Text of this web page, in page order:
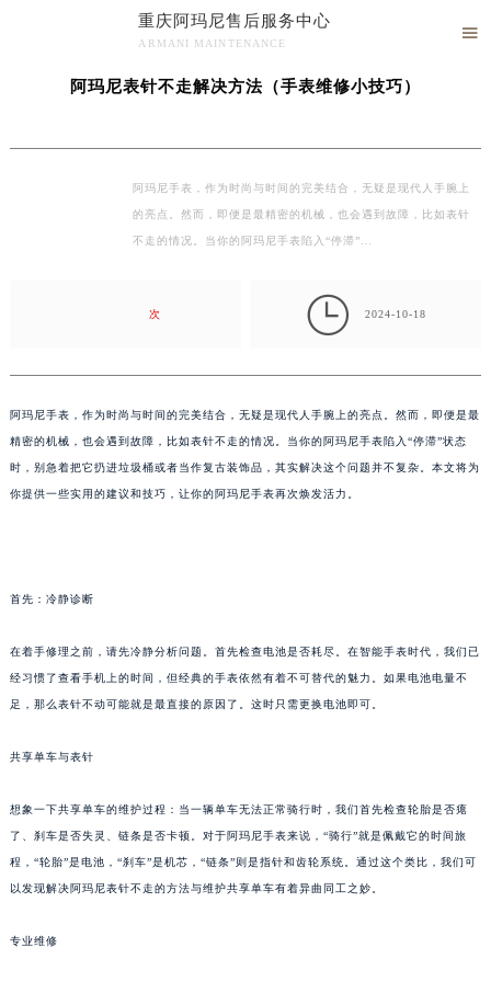
重庆阿玛尼售后服务中心
ARMANI MAINTENANCE

重庆阿玛尼维修服务中心>文章 > 阿玛尼表针不走解决方法（手表维修小技
阿玛尼表针不走解决方法（手表维修小技巧）
阿玛尼手表，作为时尚与时间的完美结合，无疑是现代人手腕上
的亮点。然而，即便是最精密的机械，也会遇到故障，比如表针
不走的情况。当你的阿玛尼手表陷入“停滞”…
次  2024-10-18
阿玛尼手表，作为时尚与时间的完美结合，无疑是现代人手腕上的亮点。然而，即便是最
精密的机械，也会遇到故障，比如表针不走的情况。当你的阿玛尼手表陷入“停滞”状态
时，别急着把它扔进垃圾桶或者当作复古装饰品，其实解决这个问题并不复杂。本文将为
你提供一些实用的建议和技巧，让你的阿玛尼手表再次焕发活力。
首先：冷静诊断
在着手修理之前，请先冷静分析问题。首先检查电池是否耗尽。在智能手表时代，我们已
经习惯了查看手机上的时间，但经典的手表依然有着不可替代的魅力。如果电池电量不
足，那么表针不动可能就是最直接的原因了。这时只需更换电池即可。
共享单车与表针
想象一下共享单车的维护过程：当一辆单车无法正常骑行时，我们首先检查轮胎是否瘪
了、刹车是否失灵、链条是否卡顿。对于阿玛尼手表来说，“骑行”就是佩戴它的时间旅
程，“轮胎”是电池，“刹车”是机芯，“链条”则是指针和齿轮系统。通过这个类比，我们可
以发现解决阿玛尼表针不走的方法与维护共享单车有着异曲同工之妙。
专业维修